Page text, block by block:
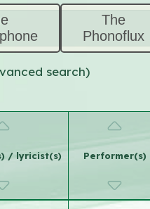
The
Phonoflux
search)
/ lyricist(s) Performer(s)